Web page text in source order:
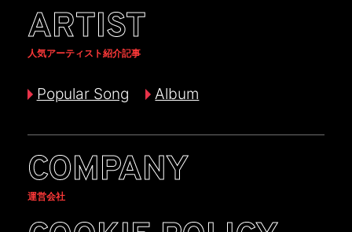
ARTIST
人気アーティスト紹介記事
Popular Song Album
COMPANY
運営会社